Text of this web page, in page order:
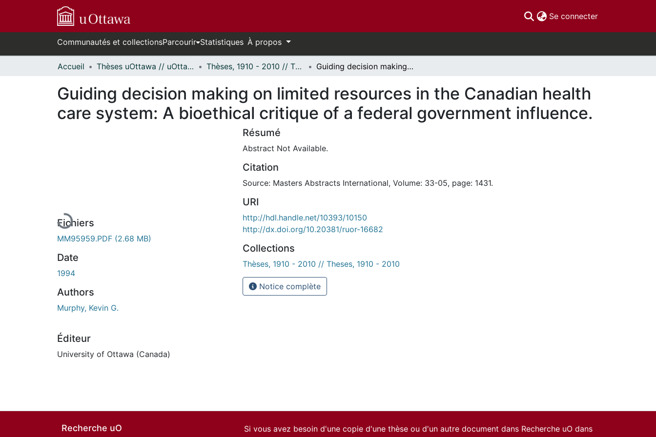
Se connecter(current)
Communautés et collectionsParcourir Statistiques À propos
Accueil Thèses uOttawa // uOttawa Theses Thèses, 1910 - 2010 // Theses, 1910 - 2010 Guiding decision making on limited resources in the Canadian health care system: A bioethical critique of a federal government influence.
Guiding decision making on limited resources in the Canadian health
care system: A bioethical critique of a federal government influence.
Fichiers
MM95959.PDF (2.68 MB)
Date
1994
Authors
Murphy, Kevin G.
Éditeur
University of Ottawa (Canada)
Résumé
Abstract Not Available.
Citation
Source: Masters Abstracts International, Volume: 33-05, page: 1431.
URI
http://hdl.handle.net/10393/10150
http://dx.doi.org/10.20381/ruor-16682
Collections
Thèses, 1910 - 2010 // Theses, 1910 - 2010
Notice complète
Recherche uO
Si vous avez besoin d'une copie d'une thèse ou d'un autre document dans Recherche uO dans